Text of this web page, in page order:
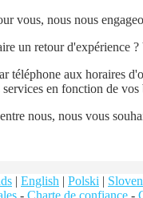
vous, nous nous
un retour d'expérience
téléphone aux horaires
en fonction de
nous, nous vous
| English | Polski |
- Charte de confiance -